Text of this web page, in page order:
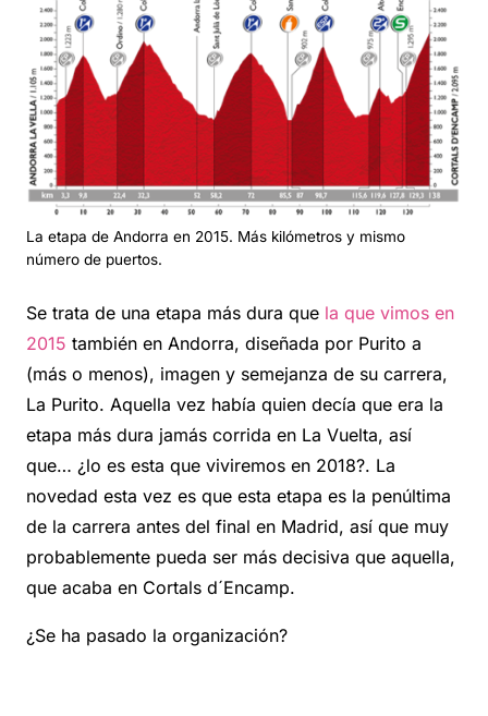
La etapa de Andorra en 2015. Más kilómetros y mismo
número de puertos.
Se trata de una etapa más dura que la que vimos en
2015 también en Andorra, diseñada por Purito a
(más o menos), imagen y semejanza de su carrera,
La Purito. Aquella vez había quien decía que era la
etapa más dura jamás corrida en La Vuelta, así
que… ¿lo es esta que viviremos en 2018?. La
novedad esta vez es que esta etapa es la penúltima
de la carrera antes del final en Madrid, así que muy
probablemente pueda ser más decisiva que aquella,
que acaba en Cortals d´Encamp.
¿Se ha pasado la organización?